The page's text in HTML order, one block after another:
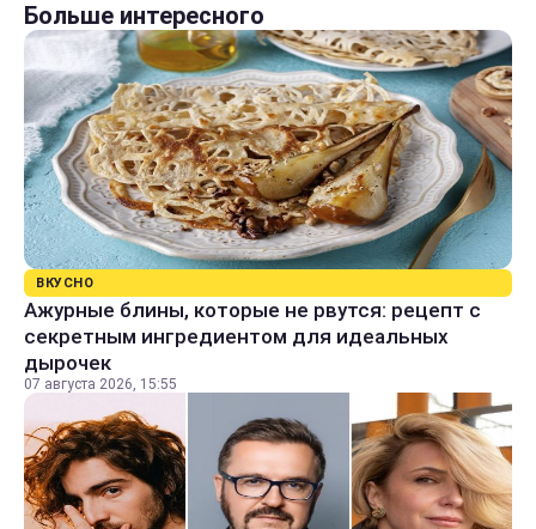
Больше интересного
ВКУСНО
Ажурные блины, которые не рвутся: рецепт с
секретным ингредиентом для идеальных
дырочек
07 августа 2026, 15:55